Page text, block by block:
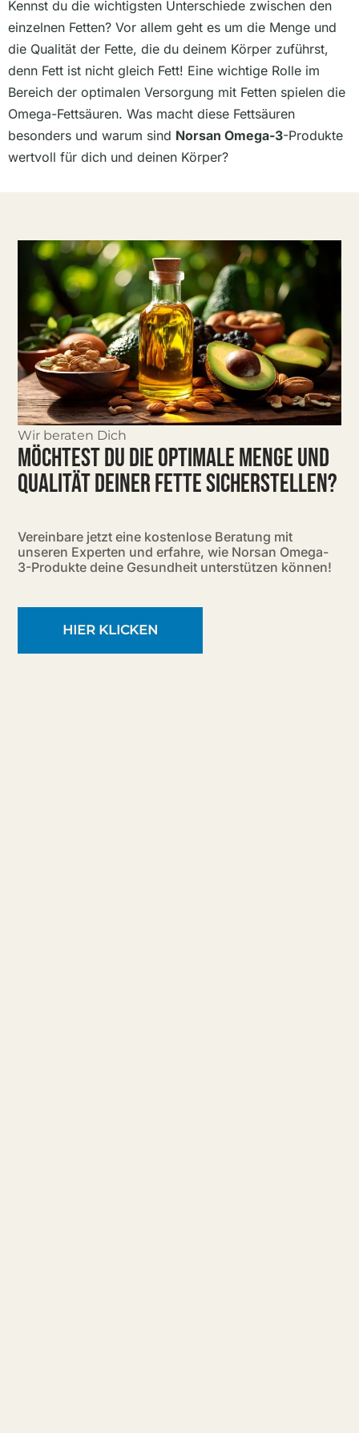
Kennst du die wichtigsten Unterschiede zwischen den
einzelnen Fetten? Vor allem geht es um die Menge und
die Qualität der Fette, die du deinem Körper zuführst,
denn Fett ist nicht gleich Fett! Eine wichtige Rolle im
Bereich der optimalen Versorgung mit Fetten spielen die
Omega-Fettsäuren. Was macht diese Fettsäuren
besonders und warum sind Norsan Omega-3-Produkte
wertvoll für dich und deinen Körper?
Wir beraten Dich
MÖCHTEST DU DIE OPTIMALE MENGE UND
QUALITÄT DEINER FETTE SICHERSTELLEN?
Vereinbare jetzt eine kostenlose Beratung mit
unseren Experten und erfahre, wie Norsan Omega-
3-Produkte deine Gesundheit unterstützen können!
HIER KLICKEN